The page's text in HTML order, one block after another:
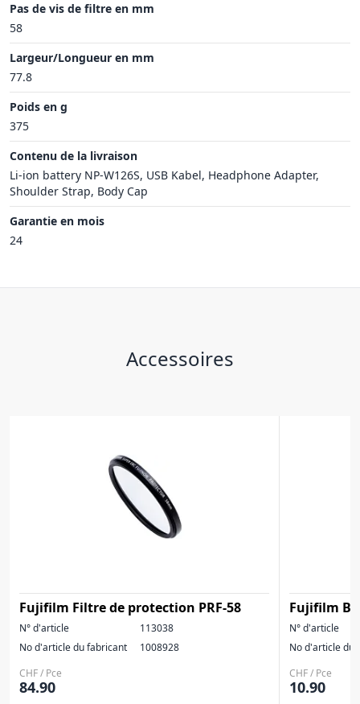
Pas de vis de filtre en mm
58
Largeur/Longueur en mm
77.8
Poids en g
375
Contenu de la livraison
Li-ion battery NP-W126S, USB Kabel, Headphone Adapter,
Shoulder Strap, Body Cap
Garantie en mois
24
Accessoires
Fujifilm Filtre de protection PRF-58
N° d'article
113038
No d'article du fabricant
1008928
CHF / Pce
84.90
Fujifilm
N° d'article
No d'article du
CHF / Pce
10.90